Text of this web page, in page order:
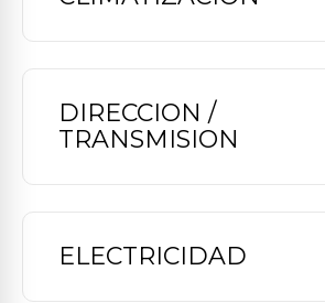
DIRECCION /
TRANSMISION
ELECTRICIDAD